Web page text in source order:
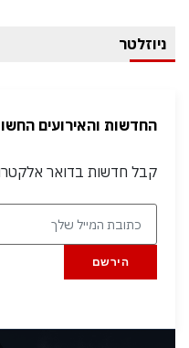
ניוזלטר
החדשות והאירועים
קבל חדשות בדואר
הירשם